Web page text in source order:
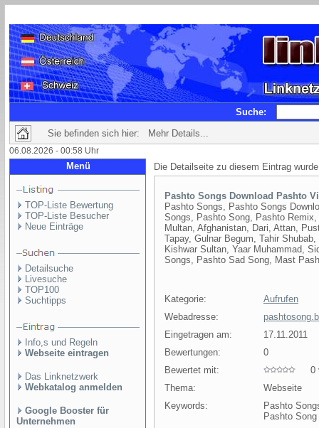
Suche:
Sie befinden sich hier: Mehr Details...
06.08.2026 - 00:58 Uhr
Menü
TOP-Liste Bewertung
TOP-Liste Besucher
Neue Einträge
Detailsuche
Livesuche
TOP100
Suchtipps
Info,s und Regeln
Webseite eintragen
Das Linknetzwerk
Webkatalog anmelden
Google Booster für
Unternehmen
Die Detailseite zu diesem Eintrag
Pashto Songs Download Pashto
Pashto Songs, Pashto Songs
Songs, Pashto Song, Pashto
Multan, Afghanistan, Dari, Attan,
Tapay, Gulnar Begum, Tahir
Kishwar Sultan, Yaar Muhammad,
Songs, Pashto Sad Song, Mast
Kategorie:
Aufrufen
Webadresse:
Eingetragen am:
17.11.2011
Bewertungen:
0
Bewertet mit:
0
Thema:
Webseite
Keywords:
Pashto
Pashto